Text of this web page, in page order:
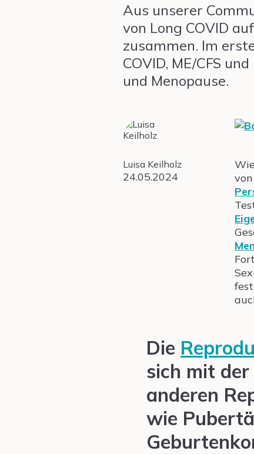
Aus unserer
von Long COVID
zusammen. Im
COVID, ME/CFS
und Menopause.
Luisa Keilholz
24.05.2024
Die
sich mit
anderen
wie